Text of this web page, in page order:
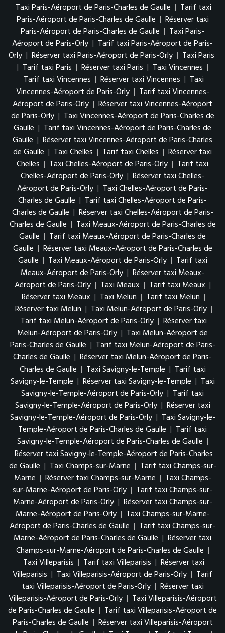
Taxi Paris-Aéroport de Paris-Charles de Gaulle | Tarif taxi
Paris-Aéroport de Paris-Charles de Gaulle | Réserver taxi
Paris-Aéroport de Paris-Charles de Gaulle | Taxi Paris-
Aéroport de Paris-Orly | Tarif taxi Paris-Aéroport de Paris-
Orly | Réserver taxi Paris-Aéroport de Paris-Orly | Taxi Paris
| Tarif taxi Paris | Réserver taxi Paris | Taxi Vincennes |
Tarif taxi Vincennes | Réserver taxi Vincennes | Taxi
Vincennes-Aéroport de Paris-Orly | Tarif taxi Vincennes-
Aéroport de Paris-Orly | Réserver taxi Vincennes-Aéroport
de Paris-Orly | Taxi Vincennes-Aéroport de Paris-Charles de
Gaulle | Tarif taxi Vincennes-Aéroport de Paris-Charles de
Gaulle | Réserver taxi Vincennes-Aéroport de Paris-Charles
de Gaulle | Taxi Chelles | Tarif taxi Chelles | Réserver taxi
Chelles | Taxi Chelles-Aéroport de Paris-Orly | Tarif taxi
Chelles-Aéroport de Paris-Orly | Réserver taxi Chelles-
Aéroport de Paris-Orly | Taxi Chelles-Aéroport de Paris-
Charles de Gaulle | Tarif taxi Chelles-Aéroport de Paris-
Charles de Gaulle | Réserver taxi Chelles-Aéroport de Paris-
Charles de Gaulle | Taxi Meaux-Aéroport de Paris-Charles de
Gaulle | Tarif taxi Meaux-Aéroport de Paris-Charles de
Gaulle | Réserver taxi Meaux-Aéroport de Paris-Charles de
Gaulle | Taxi Meaux-Aéroport de Paris-Orly | Tarif taxi
Meaux-Aéroport de Paris-Orly | Réserver taxi Meaux-
Aéroport de Paris-Orly | Taxi Meaux | Tarif taxi Meaux |
Réserver taxi Meaux | Taxi Melun | Tarif taxi Melun |
Réserver taxi Melun | Taxi Melun-Aéroport de Paris-Orly |
Tarif taxi Melun-Aéroport de Paris-Orly | Réserver taxi
Melun-Aéroport de Paris-Orly | Taxi Melun-Aéroport de
Paris-Charles de Gaulle | Tarif taxi Melun-Aéroport de Paris-
Charles de Gaulle | Réserver taxi Melun-Aéroport de Paris-
Charles de Gaulle | Taxi Savigny-le-Temple | Tarif taxi
Savigny-le-Temple | Réserver taxi Savigny-le-Temple | Taxi
Savigny-le-Temple-Aéroport de Paris-Orly | Tarif taxi
Savigny-le-Temple-Aéroport de Paris-Orly | Réserver taxi
Savigny-le-Temple-Aéroport de Paris-Orly | Taxi Savigny-le-
Temple-Aéroport de Paris-Charles de Gaulle | Tarif taxi
Savigny-le-Temple-Aéroport de Paris-Charles de Gaulle |
Réserver taxi Savigny-le-Temple-Aéroport de Paris-Charles
de Gaulle | Taxi Champs-sur-Marne | Tarif taxi Champs-sur-
Marne | Réserver taxi Champs-sur-Marne | Taxi Champs-
sur-Marne-Aéroport de Paris-Orly | Tarif taxi Champs-sur-
Marne-Aéroport de Paris-Orly | Réserver taxi Champs-sur-
Marne-Aéroport de Paris-Orly | Taxi Champs-sur-Marne-
Aéroport de Paris-Charles de Gaulle | Tarif taxi Champs-sur-
Marne-Aéroport de Paris-Charles de Gaulle | Réserver taxi
Champs-sur-Marne-Aéroport de Paris-Charles de Gaulle |
Taxi Villeparisis | Tarif taxi Villeparisis | Réserver taxi
Villeparisis | Taxi Villeparisis-Aéroport de Paris-Orly | Tarif
taxi Villeparisis-Aéroport de Paris-Orly | Réserver taxi
Villeparisis-Aéroport de Paris-Orly | Taxi Villeparisis-Aéroport
de Paris-Charles de Gaulle | Tarif taxi Villeparisis-Aéroport de
Paris-Charles de Gaulle | Réserver taxi Villeparisis-Aéroport